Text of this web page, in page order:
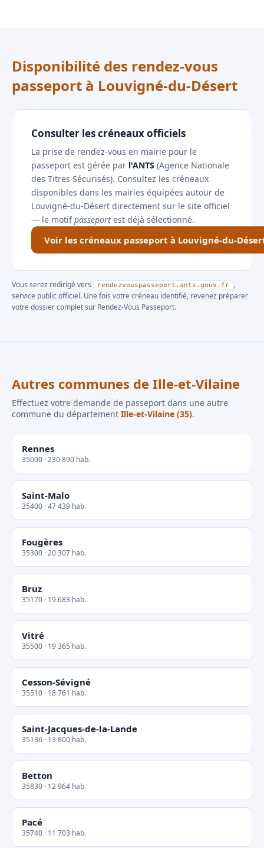
Disponibilité des rendez-vous
passeport à Louvigné-du-Désert
Consulter les créneaux officiels
La prise de rendez-vous en mairie pour le
passeport est gérée par l'ANTS (Agence Nationale
des Titres Sécurisés). Consultez les créneaux
disponibles dans les mairies équipées autour de
Louvigné-du-Désert directement sur le site officiel
— le motifpasseport est déjà sélectionné.
Voir les créneaux passeport à Louvigné-du-
Vous serez redirigé vers rendezvouspasseport.ants.gouv.fr
,
service public officiel. Une fois votre créneau identifié, revenez préparer
votre dossier complet sur Rendez-Vous Passeport.
Autres communes de Ille-et-Vilaine
Effectuez votre demande de passeport dans une autre
commune du département Ille-et-Vilaine (35).
Rennes
35000 · 230 890 hab.
Saint-Malo
35400 · 47 439 hab.
Fougères
35300 · 20 307 hab.
Bruz
35170 · 19 683 hab.
Vitré
35500 · 19 365 hab.
Cesson-Sévigné
35510 · 18 761 hab.
Saint-Jacques-de-la-Lande
35136 · 13 800 hab.
Betton
35830 · 12 964 hab.
Pacé
35740 · 11 703 hab.